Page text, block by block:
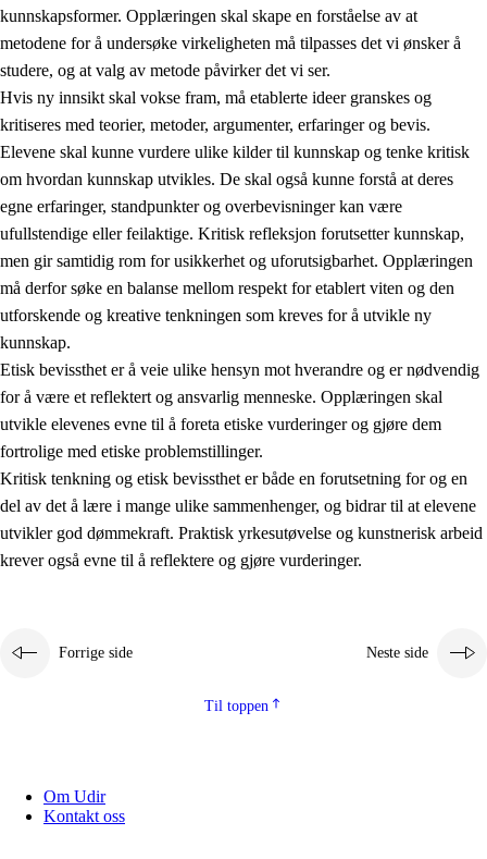
1. Opplæringens verdigrunnlag
1.1 Menneskeverdet
1.2 Identitet og kulturelt mangfold
1.3 Kritisk tenkning og etisk bevissthet
1.4 Skaperglede, engasjement og utforskertrang
1.5 Respekt for naturen og miljøbevissthet
1.6 Demokrati og medvirkning
kunnskapsformer. Opplæringen skal skape en forståelse av at
metodene for å undersøke virkeligheten må tilpasses det vi ønsker å
studere, og at valg av metode påvirker det vi ser.
Hvis ny innsikt skal vokse fram, må etablerte ideer granskes og
kritiseres med teorier, metoder, argumenter, erfaringer og bevis.
Elevene skal kunne vurdere ulike kilder til kunnskap og tenke kritisk
om hvordan kunnskap utvikles. De skal også kunne forstå at deres
egne erfaringer, standpunkter og overbevisninger kan være
ufullstendige eller feilaktige. Kritisk refleksjon forutsetter kunnskap,
men gir samtidig rom for usikkerhet og uforutsigbarhet. Opplæringen
må derfor søke en balanse mellom respekt for etablert viten og den
utforskende og kreative tenkningen som kreves for å utvikle ny
kunnskap.
Etisk bevissthet er å veie ulike hensyn mot hverandre og er nødvendig
for å være et reflektert og ansvarlig menneske. Opplæringen skal
utvikle elevenes evne til å foreta etiske vurderinger og gjøre dem
fortrolige med etiske problemstillinger.
Kritisk tenkning og etisk bevissthet er både en forutsetning for og en
del av det å lære i mange ulike sammenhenger, og bidrar til at elevene
utvikler god dømmekraft. Praktisk yrkesutøvelse og kunstnerisk arbeid
krever også evne til å reflektere og gjøre vurderinger.
Forrige side Neste side
Til toppen
Om Udir
Kontakt oss